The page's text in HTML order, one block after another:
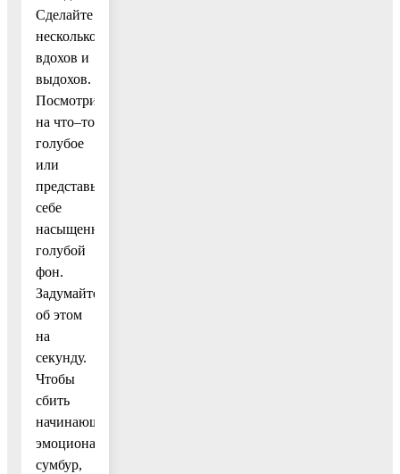
Сделайте
несколько
вдохов и
выдохов.
Посмотрите
на что–то
голубое
или
представьте
себе
насыщенный
голубой
фон.
Задумайтесь
об этом
на
секунду.
Чтобы
сбить
начинающийся
эмоциональный
сумбур,